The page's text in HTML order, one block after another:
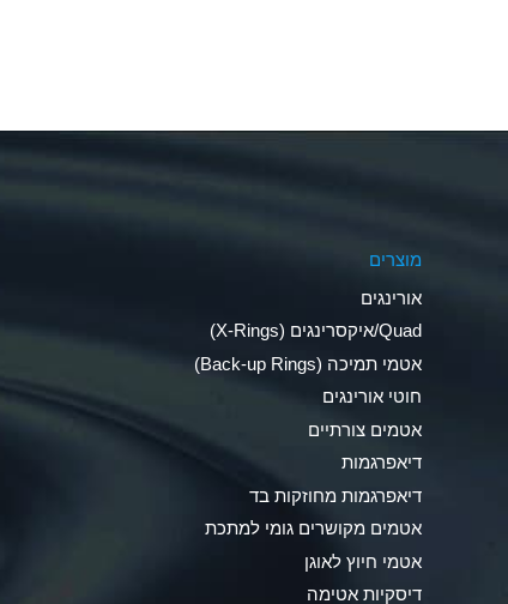
Ammonia Anhydrous
Ammonia Gas (hot)
Ammonium Carbonate (Aqueous)
Ammonium Chloride (Aqueous)
Ammonium Hydroxide (conc.)
Ammonium Nitrate (Aqueous)
מוצרים
אורינגים
Quad/איקסרינגים (X-Rings)
אטמי תמיכה (Back-up Rings)
חוטי אורינגים
אטמים צורתיים
דיאפרגמות
דיאפרגמות מחוזקות בד
אטמים מקושרים גומי למתכת
אטמי חיוץ לאוגן
דיסקיות אטימה